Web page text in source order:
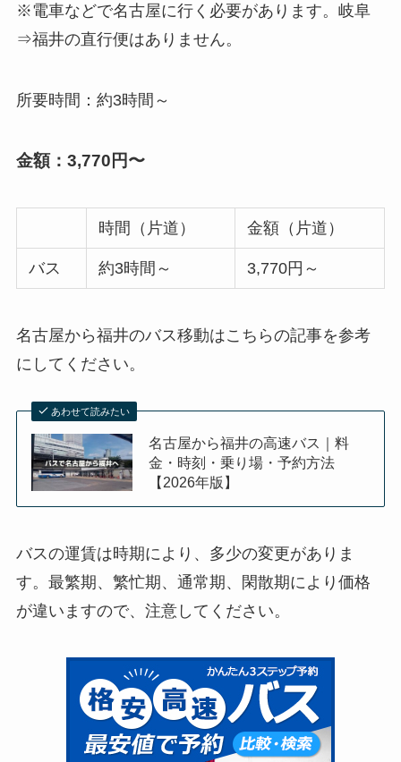
※電車などで名古屋に行く必要があります。岐阜
⇒福井の直行便はありません。
所要時間：約3時間～
金額：3,770円〜
時間（片道） 金額（片道）
バス 約3時間～ 3,770円～
名古屋から福井のバス移動はこちらの記事を参考
にしてください。
あわせて読みたい
名古屋から福井の高速バス｜料
金・時刻・乗り場・予約方法
【2026年版】
バスの運賃は時期により、多少の変更がありま
す。最繁期、繁忙期、通常期、閑散期により価格
が違いますので、注意してください。